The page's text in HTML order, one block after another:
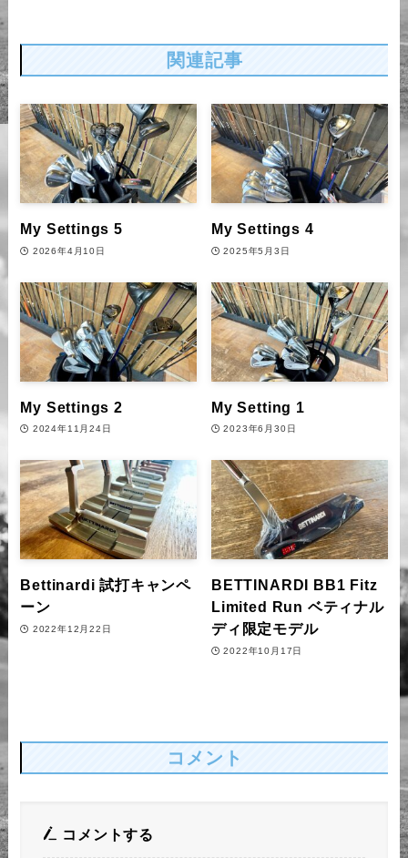
関連記事
My Settings 5
2026年4月10日
My Settings 4
2025年5月3日
My Settings 2
2024年11月24日
My Setting 1
2023年6月30日
Bettinardi 試打キャンペ
ーン
2022年12月22日
BETTINARDI BB1 Fitz
Limited Run ベティナル
ディ限定モデル
2022年10月17日
コメント
コメントする